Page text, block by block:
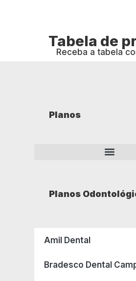
Tabela de
Receba a tabela
Planos
Planos
Amil Dental
Bradesco Dental